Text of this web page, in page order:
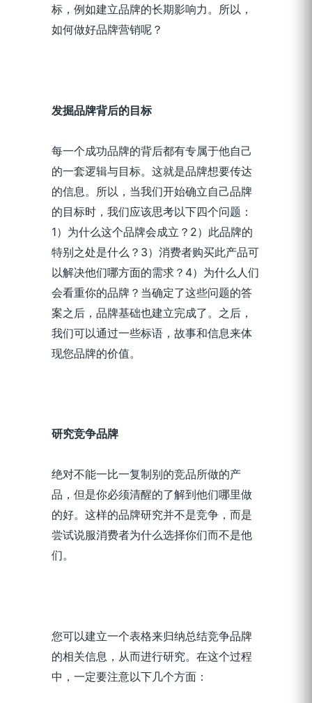
标，例如建立品牌的长期影响力。所以，
如何做好品牌营销呢？
发掘品牌背后的目标
每一个成功品牌的背后都有专属于他自己
的一套逻辑与目标。这就是品牌想要传达
的信息。所以，当我们开始确立自己品牌
的目标时，我们应该思考以下四个问题：
1）为什么这个品牌会成立？2）此品牌的
特别之处是什么？3）消费者购买此产品可
以解决他们哪方面的需求？4）为什么人们
会看重你的品牌？当确定了这些问题的答
案之后，品牌基础也建立完成了。之后，
我们可以通过一些标语，故事和信息来体
现您品牌的价值。
研究竞争品牌
绝对不能一比一复制别的竞品所做的产
品，但是你必须清醒的了解到他们哪里做
的好。这样的品牌研究并不是竞争，而是
尝试说服消费者为什么选择你们而不是他
们。
您可以建立一个表格来归纳总结竞争品牌
的相关信息，从而进行研究。在这个过程
中，一定要注意以下几个方面：